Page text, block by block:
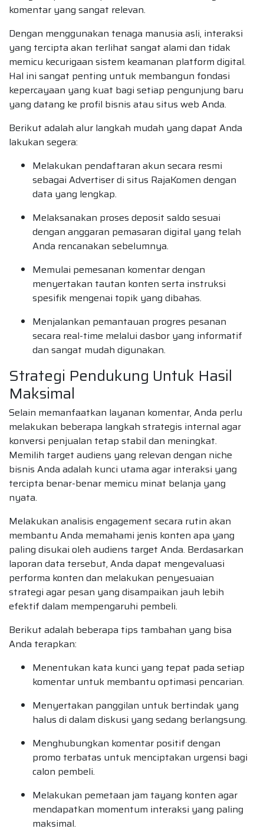
komentar yang sangat relevan.
Dengan menggunakan tenaga manusia asli, interaksi
yang tercipta akan terlihat sangat alami dan tidak
memicu kecurigaan sistem keamanan platform digital.
Hal ini sangat penting untuk membangun fondasi
kepercayaan yang kuat bagi setiap pengunjung baru
yang datang ke profil bisnis atau situs web Anda.
Berikut adalah alur langkah mudah yang dapat Anda
lakukan segera:
Melakukan pendaftaran akun secara resmi
sebagai Advertiser di situs RajaKomen dengan
data yang lengkap.
Melaksanakan proses deposit saldo sesuai
dengan anggaran pemasaran digital yang telah
Anda rencanakan sebelumnya.
Memulai pemesanan komentar dengan
menyertakan tautan konten serta instruksi
spesifik mengenai topik yang dibahas.
Menjalankan pemantauan progres pesanan
secara real-time melalui dasbor yang informatif
dan sangat mudah digunakan.
Strategi Pendukung Untuk Hasil
Maksimal
Selain memanfaatkan layanan komentar, Anda perlu
melakukan beberapa langkah strategis internal agar
konversi penjualan tetap stabil dan meningkat.
Memilih target audiens yang relevan dengan niche
bisnis Anda adalah kunci utama agar interaksi yang
tercipta benar-benar memicu minat belanja yang
nyata.
Melakukan analisis engagement secara rutin akan
membantu Anda memahami jenis konten apa yang
paling disukai oleh audiens target Anda. Berdasarkan
laporan data tersebut, Anda dapat mengevaluasi
performa konten dan melakukan penyesuaian
strategi agar pesan yang disampaikan jauh lebih
efektif dalam mempengaruhi pembeli.
Berikut adalah beberapa tips tambahan yang bisa
Anda terapkan:
Menentukan kata kunci yang tepat pada setiap
komentar untuk membantu optimasi pencarian.
Menyertakan panggilan untuk bertindak yang
halus di dalam diskusi yang sedang berlangsung.
Menghubungkan komentar positif dengan
promo terbatas untuk menciptakan urgensi bagi
calon pembeli.
Melakukan pemetaan jam tayang konten agar
mendapatkan momentum interaksi yang paling
maksimal.